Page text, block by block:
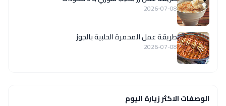
2026-07-08
طريقة عمل المحمرة الحلبية بالجوز
2026-07-08
الوصفات الاكثر زيارة اليوم